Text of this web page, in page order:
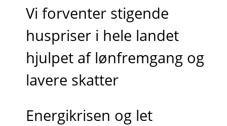
Vi forventer stigende
huspriser i hele landet
hjulpet af lønfremgang og
lavere skatter
Energikrisen og let